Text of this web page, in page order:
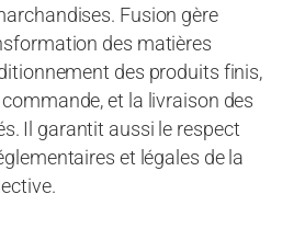
Fusion gère
des matières
des produits finis,
et la livraison des
Il garantit aussi le respect
et légales de la